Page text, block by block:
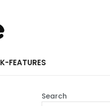
K-FEATURES
Search